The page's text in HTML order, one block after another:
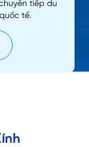
tiếp du
tế.